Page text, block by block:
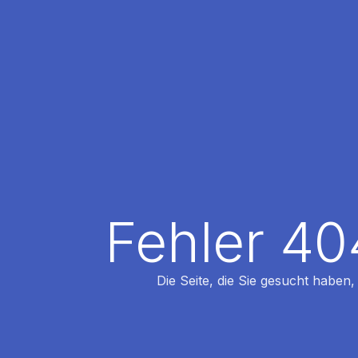
Fehler
Die Seite, die Sie gesucht